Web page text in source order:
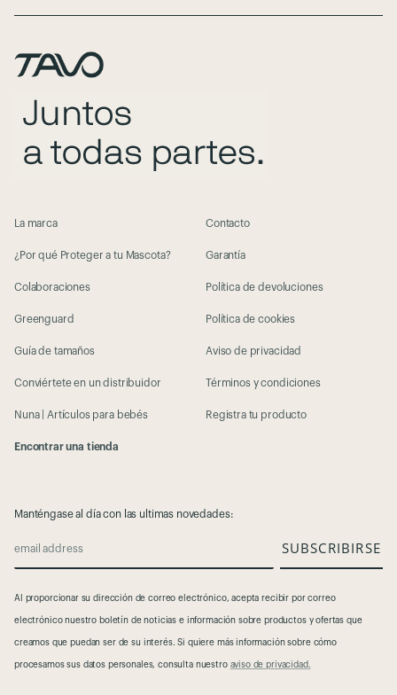
La marca
¿Por qué Proteger a tu Mascota?
Colaboraciones
Greenguard
Guía de tamaños
Conviértete en un distribuidor
Nuna | Artículos para bebés
Encontrar una tienda
Contacto
Garantía
Política de devoluciones
Política de cookies
Aviso de privacidad
Términos y condiciones
Registra tu producto
Manténgase al día con las ultimas novedades:
email address SUBSCRIBIRSE
Al proporcionar su dirección de correo electrónico, acepta recibir por correo
electrónico nuestro boletín de noticias e información sobre productos y ofertas que
creamos que puedan ser de su interés.​Si quiere más información sobre cómo
procesamos sus datos personales, consulta nuestro aviso de privacidad.